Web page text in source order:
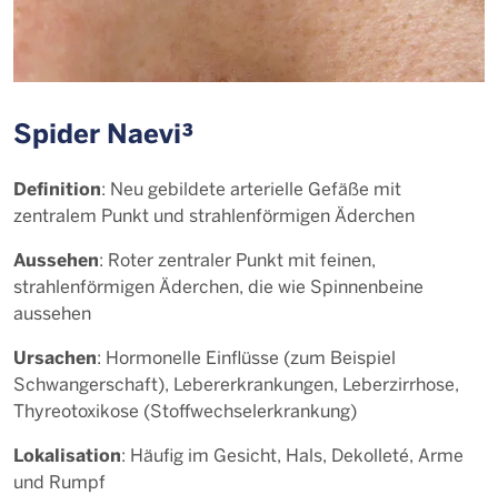
Spider Naevi³
Definition: Neu gebildete arterielle Gefäße mit
zentralem Punkt und strahlenförmigen Äderchen
Aussehen: Roter zentraler Punkt mit feinen,
strahlenförmigen Äderchen, die wie Spinnenbeine
aussehen
Ursachen: Hormonelle Einflüsse (zum Beispiel
Schwangerschaft), Lebererkrankungen, Leberzirrhose,
Thyreotoxikose (Stoffwechselerkrankung)
Lokalisation: Häufig im Gesicht, Hals, Dekolleté, Arme
und Rumpf